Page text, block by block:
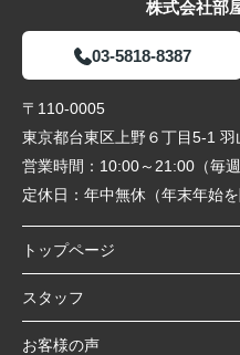
株式会社部
03-5818-8387
〒110-0005
東京都台東区上野６丁目5-1 羽
営業時間： 10:00～21:00（毎
定休日： 年中無休（年末年始を
トップページ
スタッフ
お客様の声